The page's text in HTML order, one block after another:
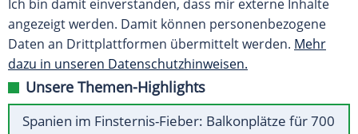
Ich bin damit einverstanden, dass mir externe Inhalte
angezeigt werden. Damit können personenbezogene
Daten an Drittplattformen übermittelt werden. Mehr
dazu in unseren Datenschutzhinweisen.
Unsere Themen-Highlights
Spanien im Finsternis-Fieber: Balkonplätze für 700